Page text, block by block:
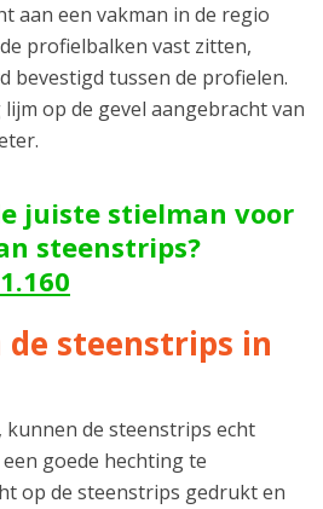
aan een vakman in de regio
profielbalken vast zitten,
bevestigd tussen de profielen.
op de gevel aangebracht van
juiste stielman voor
steenstrips?
de steenstrips in
kunnen de steenstrips echt
goede hechting te
op de steenstrips gedrukt en